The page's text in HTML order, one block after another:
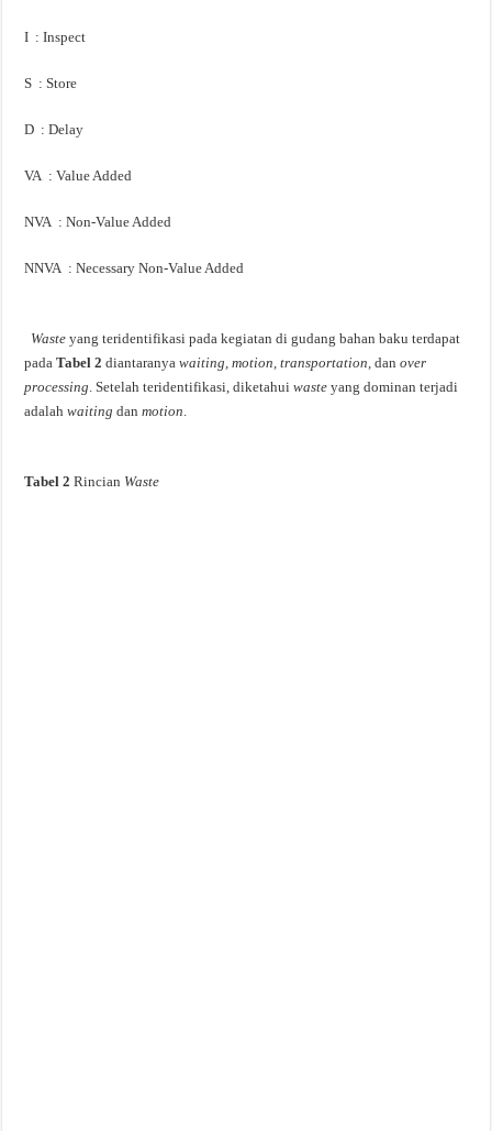
I : Inspect
S : Store
D : Delay
VA : Value Added
NVA : Non-Value Added
NNVA : Necessary Non-Value Added
Wasteyang teridentifikasi pada kegiatan di gudang bahan baku terdapat
padaTabel 2 diantaranyawaiting, motion, transportation,danover
processing . Setelah teridentifikasi, diketahuiwasteyang dominan terjadi
adalahwaitingdanmotion
Tabel 2Rincian Waste